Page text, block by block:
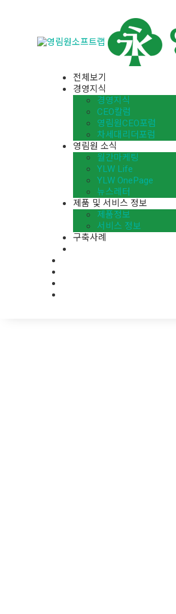
전체보기
경영지식
경영지식
CEO칼럼
영림원CEO포럼
차세대리더포럼
영림원 소식
월간마케팅
YLW Life
YLW OnePage
뉴스레터
제품 및 서비스 정보
제품정보
서비스 정보
구축사례